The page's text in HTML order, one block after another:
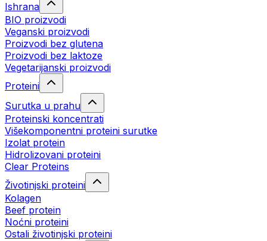
Ishrana
BIO proizvodi
Veganski proizvodi
Proizvodi bez glutena
Proizvodi bez laktoze
Vegetarijanski proizvodi
Proteini
Surutka u prahu
Proteinski koncentrati
Višekomponentni proteini surutke
Izolat protein
Hidrolizovani proteini
Clear Proteins
Životinjski proteini
Kolagen
Beef protein
Noćni proteini
Ostali životinjski proteini